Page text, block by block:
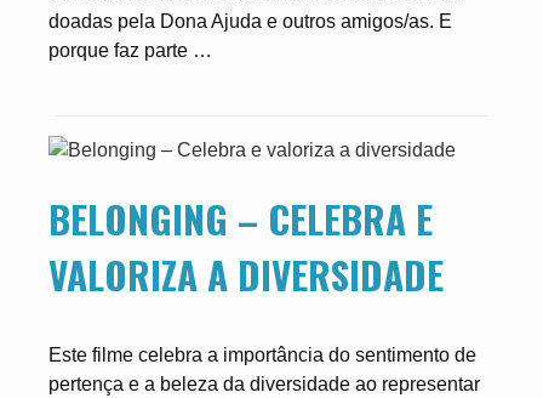
doadas pela Dona Ajuda e outros amigos/as. E
porque faz parte …
BELONGING – CELEBRA E
VALORIZA A DIVERSIDADE
Este filme celebra a importância do sentimento de
pertença e a beleza da diversidade ao representar